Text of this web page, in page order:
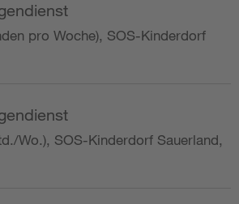
pro Woche), SOS-Kinderdorf
Wo.), SOS-Kinderdorf Sauerland,